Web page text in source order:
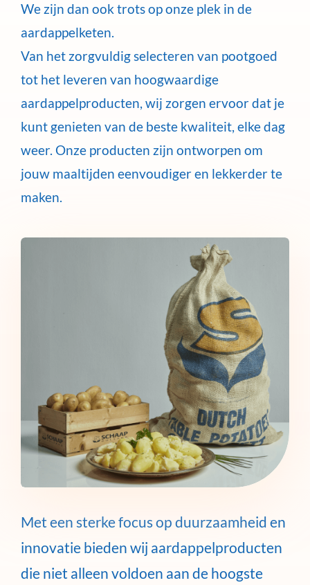
We zijn dan ook trots op onze plek in de
aardappelketen.
Van het zorgvuldig selecteren van pootgoed
tot het leveren van hoogwaardige
aardappelproducten, wij zorgen ervoor dat je
kunt genieten van de beste kwaliteit, elke dag
weer. Onze producten zijn ontworpen om
jouw maaltijden eenvoudiger en lekkerder te
maken.
Met een sterke focus op duurzaamheid en
innovatie bieden wij aardappelproducten
die niet alleen voldoen aan de hoogste